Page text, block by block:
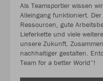
Als Teamsportler wissen
Alleingang funktioniert.
Ressourcen, gute
Lieferkette und viele
unsere Zukunft.
nachhaltiger gestalten.
Team for a better World“!